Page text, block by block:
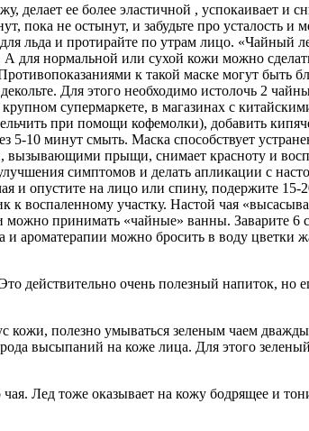
делает ее более эластичной , успокаивает и
пока не остынут, и забудьте про усталость и
льда и протирайте по утрам лицо. «Чайный
для нормальной или сухой кожи можно
к такой маске могут быть
Для этого необходимо истолочь 2
супермаркете, в магазинах с
при помощи кофемолки), добавить
5-10 минут смыть. Маска способствует
прыщи, снимает красноту и
симптомов и делать апликации с
и опустите на лицо или спину, подержите
воспаленному участку. Настой чая
принимать «чайные» ванны. Заварите 6
и ароматерапии можно бросить в воду
действительно очень полезный напиток, но
кожи, полезно умываться зеленым чаем
высыпаний на коже лица. Для этого
Лед тоже оказывает на кожу бодрящее и